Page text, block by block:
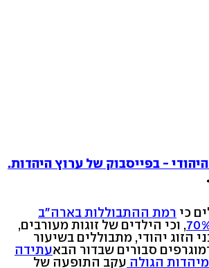
- בפייסבוק של ערוץ היהדות.
כי רמת ההתבוללות בארה"ב
, וכי הילדים של זוגות מעורבים,
הזוג יהודי, מתבוללים בשיעור
עתידה
הגולה עקב התופעה של